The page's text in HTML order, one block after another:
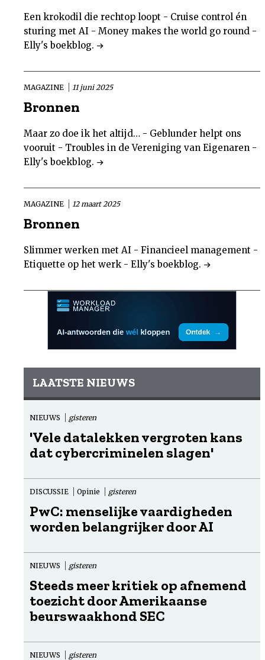
Een krokodil die rechtop loopt - Cruise control én
sturing met AI - Money makes the world go round -
Elly's boekblog.
MAGAZINE 11 juni 2025
Bronnen
Maar zo doe ik het altijd… - Geblunder helpt ons
vooruit - Troubles in de Vereniging van Eigenaren -
Elly's boekblog.
MAGAZINE 12 maart 2025
Bronnen
Slimmer werken met AI - Financieel management -
Etiquette op het werk - Elly's boekblog.
LAATSTE NIEUWS
NIEUWS gisteren
'Vele datalekken vergroten kans
dat cybercriminelen slagen'
DISCUSSIE Opinie gisteren
PwC: menselijke vaardigheden
worden belangrijker door AI
NIEUWS gisteren
Steeds meer kritiek op afnemend
toezicht door Amerikaanse
beurswaakhond SEC
NIEUWS gisteren